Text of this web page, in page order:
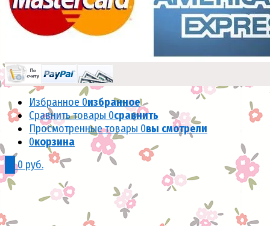
Избранное 0избранное
Сравнить товары 0сравнить
Просмотренные товары 0вы смотрели
0корзина
0 руб.